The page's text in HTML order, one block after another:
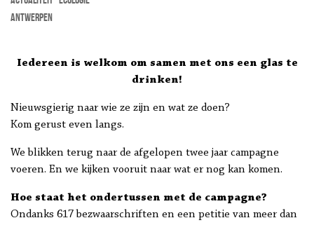
Antwerpen
Iedereen is welkom om samen met ons een glas te
drinken!
Nieuwsgierig naar wie ze zijn en wat ze doen?
Kom gerust even langs.
We blikken terug naar de afgelopen twee jaar campagne
voeren. En we kijken vooruit naar wat er nog kan komen.
Hoe staat het ondertussen met de campagne?
Ondanks 617 bezwaarschriften en een petitie van meer dan